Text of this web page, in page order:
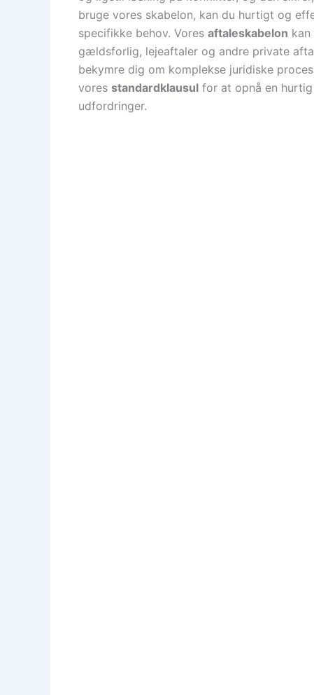
bruge vores skabelon, kan du hurtigt og
specifikke behov. Vores aftaleskabelon
gældsforlig, lejeaftaler og andre private
bekymre dig om komplekse juridiske
vores standardklausul for at opnå en
udfordringer.